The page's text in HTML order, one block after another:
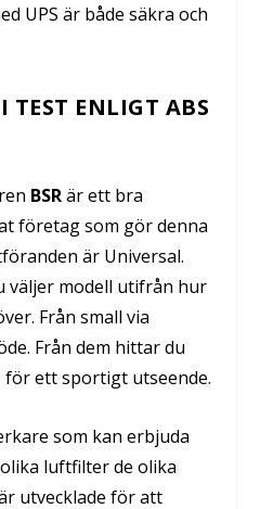
UPS är både säkra och
TEST ENLIGT ABS
BSRär ett bra
företag som gör denna
är Universal.
väljer modell utifrån hur
Från small via
Från dem hittar du
ett sportigt utseende.
som kan erbjuda
luftfilter de olika
utvecklade för att